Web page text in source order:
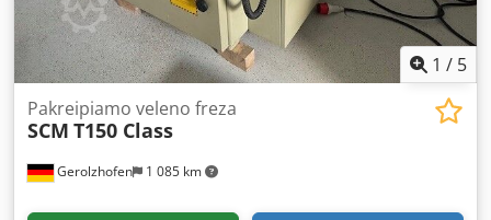
1 / 5
Gerolzhofen 1 085 km
Pakreipiamo veleno freza
SCM T150 Class